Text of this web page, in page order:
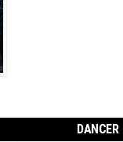
DANCER